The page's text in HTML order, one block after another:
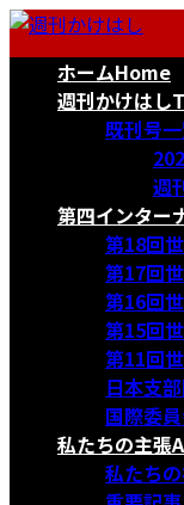
コ
ナ
ホームHome
週刊かけはし
既刊号
週
第四インター
第18回
第17回
第16回
第15回
第11回
日本支
国際委
私たちの主張
私たち